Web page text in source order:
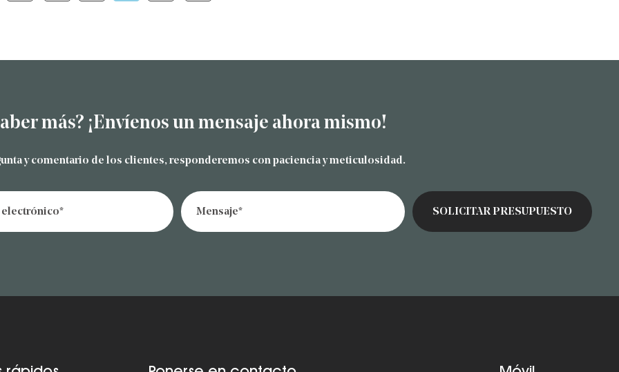
más? ¡Envíenos un mensaje ahora mismo!
y comentario de los clientes, responderemos con paciencia y meticulosidad.